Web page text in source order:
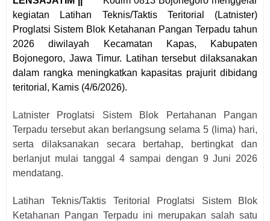
kegiatan Latihan Teknis/Taktis Teritorial (Latnister)
Proglatsi Sistem Blok Ketahanan Pangan Terpadu tahun
2026 diwilayah Kecamatan Kapas, Kabupaten
Bojonegoro, Jawa Timur. Latihan tersebut dilaksanakan
dalam rangka meningkatkan kapasitas prajurit dibidang
teritorial, Kamis (4/6/2026).
Latnister Proglatsi Sistem Blok Pertahanan Pangan
Terpadu tersebut akan berlangsung selama 5 (lima) hari,
serta dilaksanakan secara bertahap, bertingkat dan
berlanjut mulai tanggal 4 sampai dengan 9 Juni 2026
mendatang.
Latihan Teknis/Taktis Teritorial Proglatsi Sistem Blok
Ketahanan Pangan Terpadu ini merupakan salah satu